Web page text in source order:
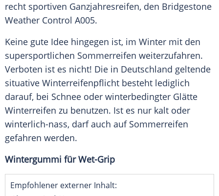
recht sportiven Ganzjahresreifen, den Bridgestone
Weather Control A005.
Keine gute Idee hingegen ist, im Winter mit den
supersportlichen Sommerreifen weiterzufahren.
Verboten ist es nicht! Die in Deutschland geltende
situative Winterreifenpflicht besteht lediglich
darauf, bei Schnee oder winterbedingter Glätte
Winterreifen zu benutzen. Ist es nur kalt oder
winterlich-nass, darf auch auf Sommerreifen
gefahren werden.
Wintergummi für Wet-Grip
Empfohlener externer Inhalt: